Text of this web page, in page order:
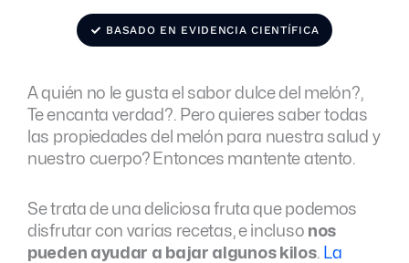
BASADO EN EVIDENCIA CIENTÍFICA
A quién no le gusta el sabor dulce del melón?,
Te encanta verdad?. Pero quieres saber todas
las propiedades del melón para nuestra salud y
nuestro cuerpo? Entonces mantente atento.
Se trata de una deliciosa fruta que podemos
disfrutar con varias recetas, e incluso nos
pueden ayudar a bajar algunos kilos. La